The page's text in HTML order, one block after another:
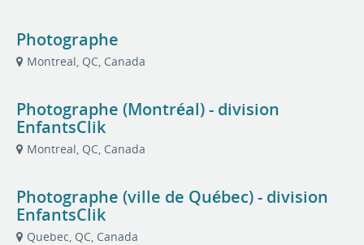
Photographe
Montreal, QC, Canada
Photographe (Montréal) - division
EnfantsClik
Montreal, QC, Canada
Photographe (ville de Québec) - division
EnfantsClik
Quebec, QC, Canada